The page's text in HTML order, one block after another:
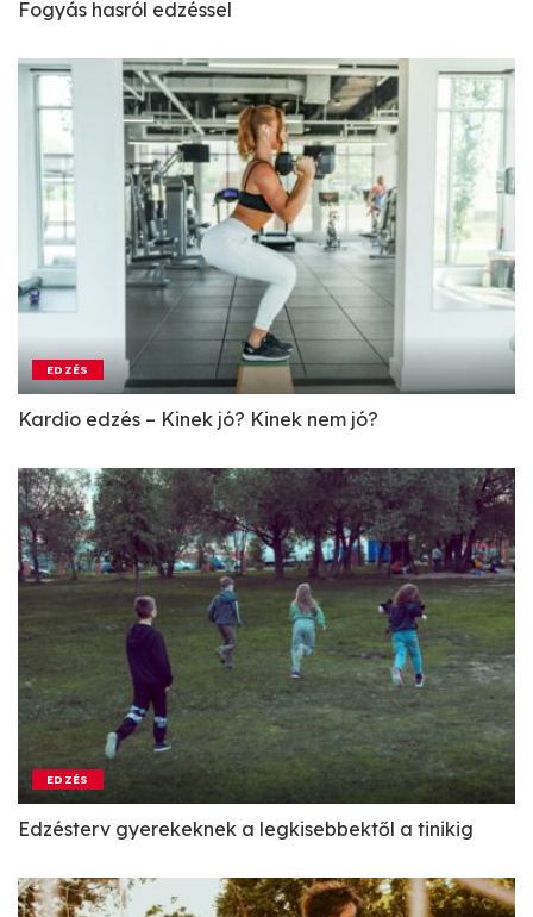
Fogyás hasról edzéssel
EDZÉS
Kardio edzés – Kinek jó? Kinek nem jó?
EDZÉS
Edzésterv gyerekeknek a legkisebbektől a tinikig